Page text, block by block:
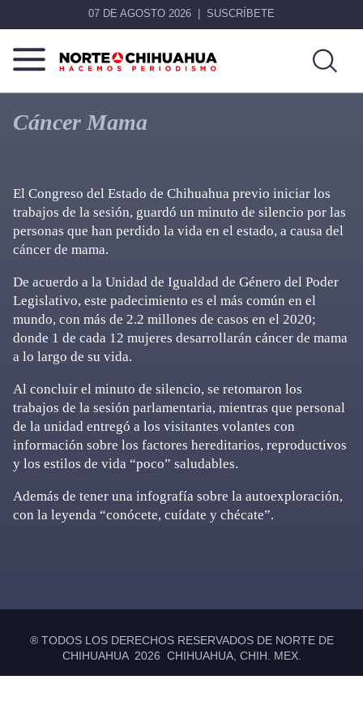
07 DE AGOSTO 2026 SUSCRÍBETE
Norte
Chihuahua
Más
que
noticias,
Cáncer Mama
El Congreso del Estado de Chihuahua previo iniciar los
trabajos de la sesión, guardó un minuto de silencio por las
personas que han perdido la vida en el estado, a causa del
cáncer de mama.
De acuerdo a la Unidad de Igualdad de Género del Poder
Legislativo, este padecimiento es el más común en el
mundo, con más de 2.2 millones de casos en el 2020;
donde 1 de cada 12 mujeres desarrollarán cáncer de mama
a lo largo de su vida.
Al concluir el minuto de silencio, se retomaron los
trabajos de la sesión parlamentaria, mientras que personal
de la unidad entregó a los visitantes volantes con
información sobre los factores hereditarios, reproductivos
y los estilos de vida “poco” saludables.
Además de tener una infografía sobre la autoexploración,
con la leyenda “conócete, cuídate y chécate”.
® TODOS LOS DERECHOS RESERVADOS DE NORTE DE
CHIHUAHUA 2026 CHIHUAHUA, CHIH. MEX.